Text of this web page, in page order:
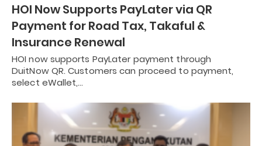
HOI Now Supports PayLater via QR
Payment for Road Tax, Takaful &
Insurance Renewal
HOI now supports PayLater payment through
DuitNow QR. Customers can proceed to payment,
select eWallet,…